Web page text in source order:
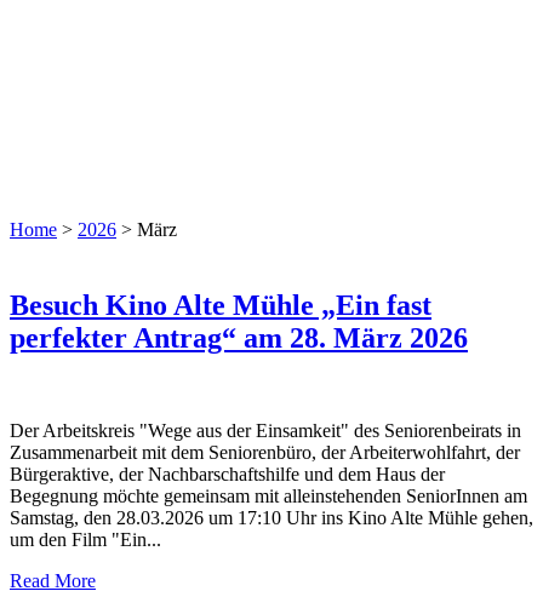
Home > 2026 > März
Besuch Kino Alte Mühle „Ein fast
perfekter Antrag“ am 28. März 2026
Der Arbeitskreis "Wege aus der Einsamkeit" des Seniorenbeirats in
Zusammenarbeit mit dem Seniorenbüro, der Arbeiterwohlfahrt, der
Bürgeraktive, der Nachbarschaftshilfe und dem Haus der
Begegnung möchte gemeinsam mit alleinstehenden SeniorInnen am
Samstag, den 28.03.2026 um 17:10 Uhr ins Kino Alte Mühle gehen,
um den Film "Ein...
Read More